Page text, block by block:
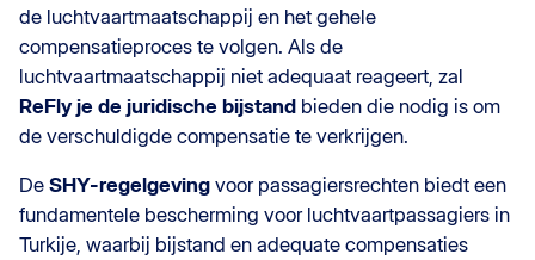
de luchtvaartmaatschappij en het gehele
compensatieproces te volgen. Als de
luchtvaartmaatschappij niet adequaat reageert, zal
ReFly je de juridische bijstand bieden die nodig is om
de verschuldigde compensatie te verkrijgen.
De SHY-regelgeving voor passagiersrechten biedt een
fundamentele bescherming voor luchtvaartpassagiers in
Turkije, waarbij bijstand en adequate compensaties